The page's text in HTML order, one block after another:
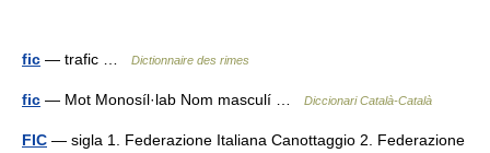
fic — trafic … Dictionnaire des rimes
fic — Mot Monosíl·lab Nom masculí … Diccionari Català-Català
FIC — sigla 1. Federazione Italiana Canottaggio 2. Federazione